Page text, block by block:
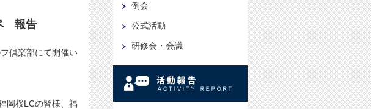
報告
倶楽部にて開催い
岡桜LCの皆様、福
例会
公式活動
研修会・会議